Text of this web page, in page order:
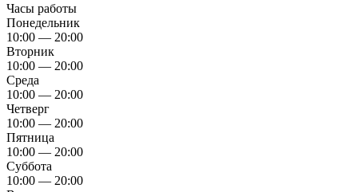
Часы работы
Понедельник
10:00 — 20:00
Вторник
10:00 — 20:00
Среда
10:00 — 20:00
Четверг
10:00 — 20:00
Пятница
10:00 — 20:00
Суббота
10:00 — 20:00